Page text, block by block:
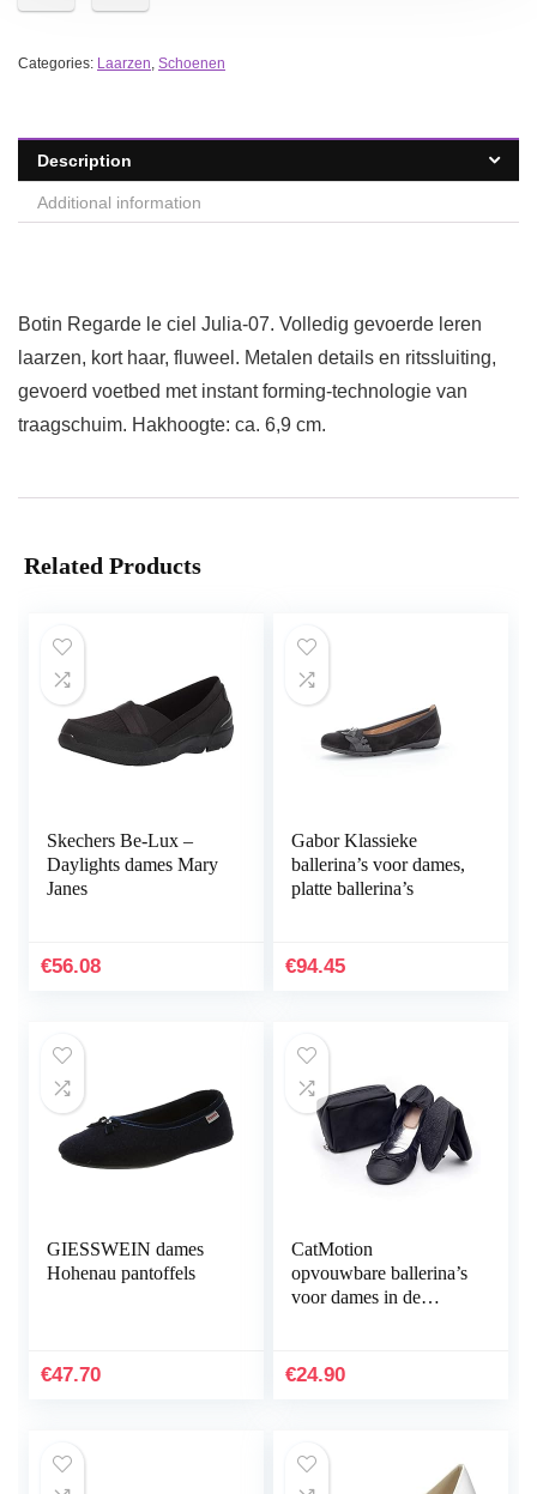
Categories: Laarzen, Schoenen
Description
Additional information
Botin Regarde le ciel Julia-07. Volledig gevoerde leren
laarzen, kort haar, fluweel. Metalen details en ritssluiting,
gevoerd voetbed met instant forming-technologie van
traagschuim. Hakhoogte: ca. 6,9 cm.
Related Products
Skechers Be-Lux –
Daylights dames Mary
Janes
€56.08
Gabor Klassieke
ballerina’s voor dames,
platte ballerina’s
€94.45
GIESSWEIN dames
Hohenau pantoffels
€47.70
CatMotion
opvouwbare ballerina’s
voor dames in de
€24.90